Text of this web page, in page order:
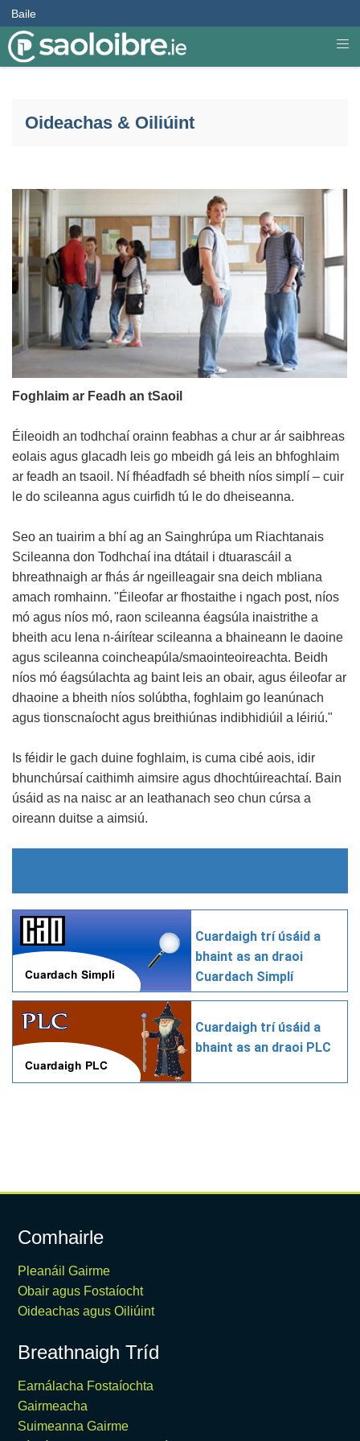
Baile
Oideachas & Oiliúint
Foghlaim ar Feadh an tSaoil
Éileoidh an todhchaí orainn feabhas a chur ar ár saibhreas
eolais agus glacadh leis go mbeidh gá leis an bhfoghlaim
ar feadh an tsaoil. Ní fhéadfadh sé bheith níos simplí – cuir
le do scileanna agus cuirfidh tú le do dheiseanna.
Seo an tuairim a bhí ag an Sainghrúpa um Riachtanais
Scileanna don Todhchaí ina dtátail i dtuarascáil a
bhreathnaigh ar fhás ár ngeilleagair sna deich mbliana
amach romhainn. "Éileofar ar fhostaithe i ngach post, níos
mó agus níos mó, raon scileanna éagsúla inaistrithe a
bheith acu lena n-áirítear scileanna a bhaineann le daoine
agus scileanna coincheapúla/smaointeoireachta. Beidh
níos mó éagsúlachta ag baint leis an obair, agus éileofar ar
dhaoine a bheith níos solúbtha, foghlaim go leanúnach
agus tionscnaíocht agus breithiúnas indibhidiúil a léiriú."
Is féidir le gach duine foghlaim, is cuma cibé aois, idir
bhunchúrsaí caithimh aimsire agus dhochtúireachtaí. Bain
úsáid as na naisc ar an leathanach seo chun cúrsa a
oireann duitse a aimsiú.
Cuardaigh trí úsáid a
bhaint as an draoi
Cuardach Simplí
Cuardaigh trí úsáid a
bhaint as an draoi PLC
Comhairle
Pleanáil Gairme
Obair agus Fostaíocht
Oideachas agus Oiliúint
Breathnaigh Tríd
Earnálacha Fostaíochta
Gairmeacha
Suimeanna Gairme